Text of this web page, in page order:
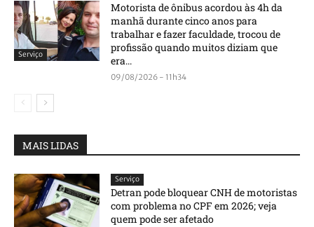
Serviço
Motorista de ônibus acordou às 4h da
manhã durante cinco anos para
trabalhar e fazer faculdade, trocou de
profissão quando muitos diziam que
era...
09/08/2026 - 11h34
MAIS LIDAS
Serviço
Detran pode bloquear CNH de motoristas
com problema no CPF em 2026; veja
quem pode ser afetado